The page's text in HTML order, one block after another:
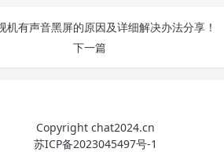
机有声音黑屏的原因及详细解决办法分享！
下一篇
Copyright chat2024.cn
苏ICP备2023045497号-1